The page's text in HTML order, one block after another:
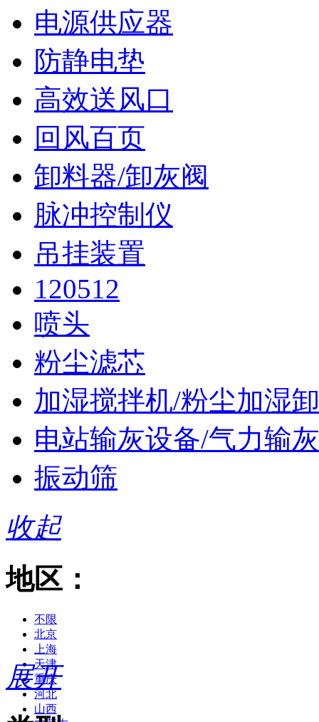
电源供应器
防静电垫
高效送风口
回风百页
卸料器/卸灰阀
脉冲控制仪
吊挂装置
120512
喷头
粉尘滤芯
加湿搅拌机/粉尘加湿
电站输灰设备/气力输
振动筛
收起
地区：
不限
北京
上海
天津
重庆
河北
山西
展开